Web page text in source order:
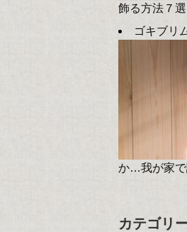
飾る方法７選
ゴキブリ
か…我が家で
カテゴリ